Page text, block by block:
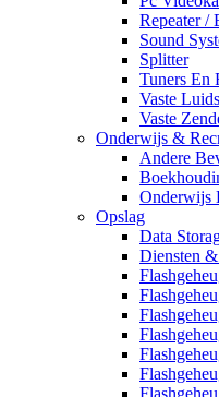
Repeater /
Sound
Splitter
Tuners En
Vaste
Vaste
Onderwijs &
Andere
Onderwijs
Opslag
Data
Diensten